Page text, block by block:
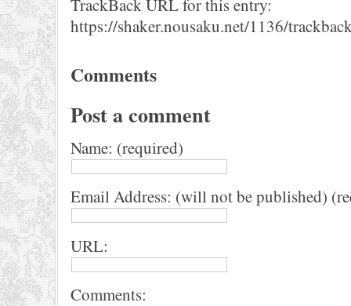
TrackBack URL for this entry:
https://shaker.nousaku.net/1136/
Comments
Post a comment
Name: (required)
Email Address: (will not be published)
URL:
Comments: